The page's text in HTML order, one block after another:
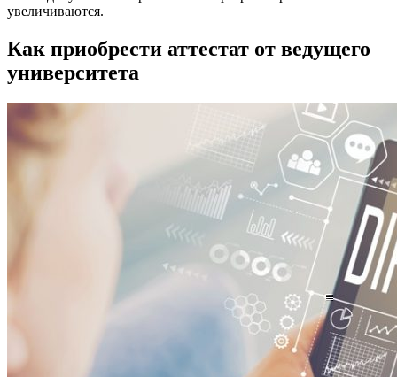
увеличиваются.
Как приобрести аттестат от ведущего
университета